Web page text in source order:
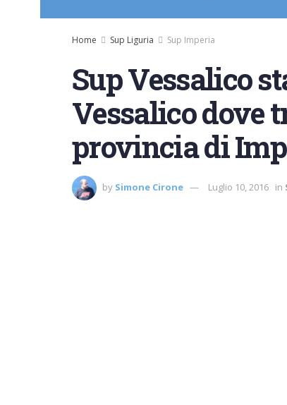
Home Sup Liguria Sup Imperia
Sup Vessalico
Vessalico dove
provincia di
by Simone Cirone Luglio 10, 2016 in